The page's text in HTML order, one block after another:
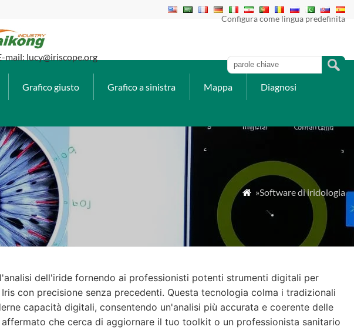
Configura come lingua predefinita
lucy@iriscope.org
Grafico giusto Grafico a sinistra Mappa Diagnosi
 »Software di iridologia
dell'iride fornendo ai professionisti potenti strumenti digitali per
con precisione senza precedenti. Questa tecnologia colma i tradizionali
capacità digitali, consentendo un'analisi più accurata e coerente delle
che cerca di aggiornare il tuo toolkit o un professionista sanitario